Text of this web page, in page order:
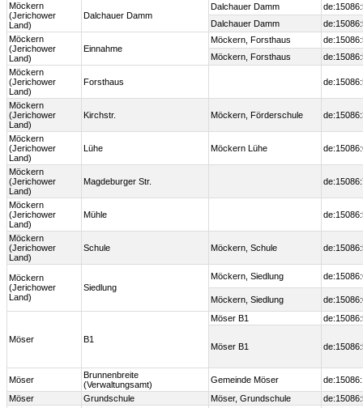
Möckern
(Jerichower
Land)
Dalchauer Damm
Dalchauer Damm
Dalchauer Damm
Möckern
(Jerichower
Land)
Einnahme
Möckern, Forsthaus
Möckern, Forsthaus
Möckern
(Jerichower
Land)
Forsthaus
Möckern
(Jerichower
Land)
Kirchstr. Möckern, Förderschule
Möckern
(Jerichower
Land)
Lühe Möckern Lühe
Möckern
(Jerichower
Land)
Magdeburger Str.
Möckern
(Jerichower
Land)
Mühle
Möckern
(Jerichower
Land)
Schule Möckern, Schule
Möckern
(Jerichower
Land)
Siedlung
Möckern, Siedlung
Möckern, Siedlung
Möser B1
Möser B1
Möser B1
Möser
Brunnenbreite
(Verwaltungsamt)
Gemeinde Möser
Möser
Grundschule Möser, Grundschule